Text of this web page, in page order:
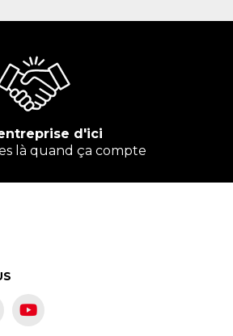
d'ici
là quand ça compte